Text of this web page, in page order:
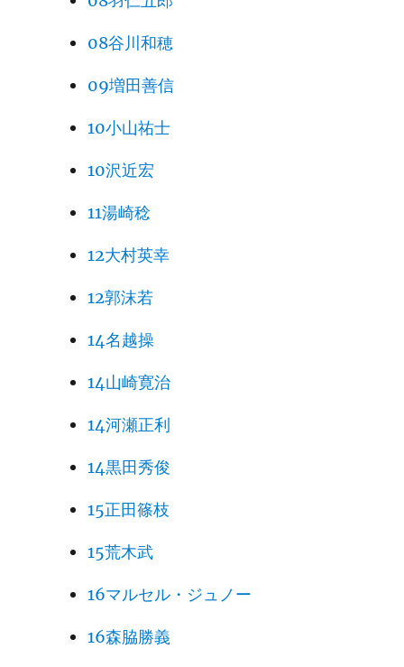
08谷川和穂
09増田善信
10小山祐士
10沢近宏
11湯崎稔
12大村英幸
12郭沫若
14名越操
14山崎寛治
14河瀬正利
14黒田秀俊
15正田篠枝
15荒木武
16マルセル・ジュノー
16森脇勝義